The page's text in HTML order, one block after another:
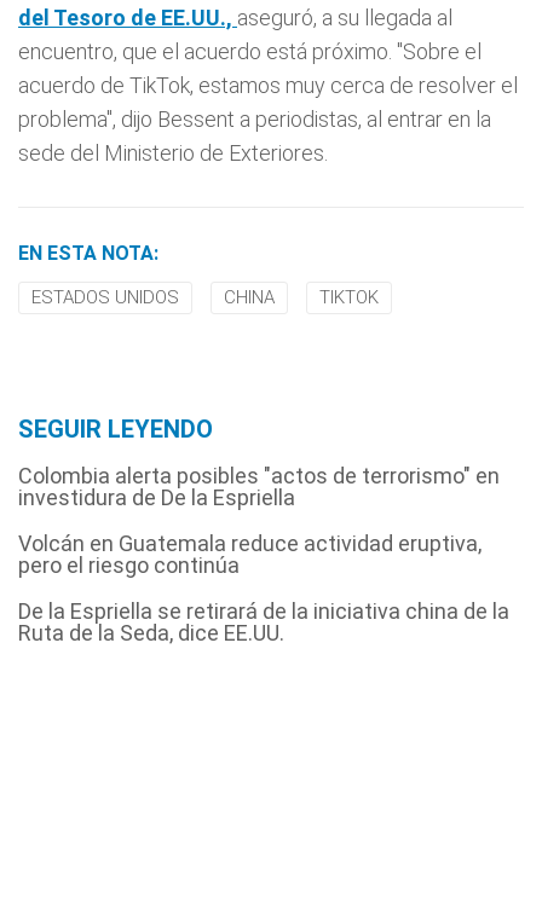
del Tesoro de EE.UU., aseguró, a su llegada al
encuentro, que el acuerdo está próximo. "Sobre el
acuerdo de TikTok, estamos muy cerca de resolver el
problema", dijo Bessent a periodistas, al entrar en la
sede del Ministerio de Exteriores.
EN ESTA NOTA:
ESTADOS UNIDOS CHINA TIKTOK
SEGUIR LEYENDO
Colombia alerta posibles "actos de terrorismo" en
investidura de De la Espriella
Volcán en Guatemala reduce actividad eruptiva,
pero el riesgo continúa
De la Espriella se retirará de la iniciativa china de la
Ruta de la Seda, dice EE.UU.